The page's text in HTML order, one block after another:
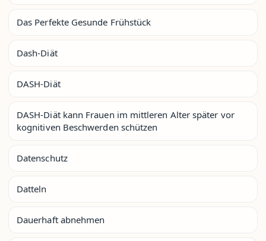
Das Perfekte Gesunde Frühstück
Dash-Diät
DASH-Diät
DASH-Diät kann Frauen im mittleren Alter später vor
kognitiven Beschwerden schützen
Datenschutz
Datteln
Dauerhaft abnehmen